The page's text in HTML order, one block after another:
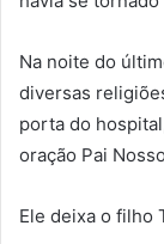
Na noite do
diversas
porta do
oração Pai
Ele deixa o filho